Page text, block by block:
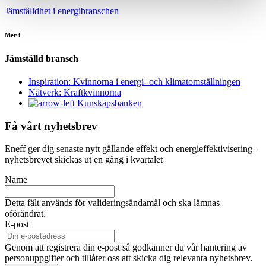
Jämställdhet i energibranschen
Mer i
Jämställd bransch
Inspiration: Kvinnorna i energi- och klimatomställningen
Nätverk: Kraftkvinnorna
Kunskapsbanken
Få vårt nyhetsbrev
Eneff ger dig senaste nytt gällande effekt och energieffektivisering –
nyhetsbrevet skickas ut en gång i kvartalet
Name
Detta fält används för valideringsändamål och ska lämnas
oförändrat.
E-post
Genom att registrera din e-post så godkänner du vår hantering av
personuppgifter och tillåter oss att skicka dig relevanta nyhetsbrev.